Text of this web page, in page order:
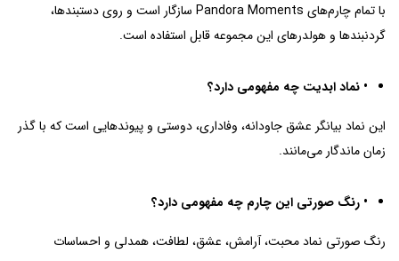
با تمام چارم‌های Pandora Moments سازگار است و روی دستبندها،
گردنبندها و هولدرهای این مجموعه قابل استفاده است.
• نماد ابدیت چه مفهومی دارد؟
این نماد بیانگر عشق جاودانه، وفاداری، دوستی و پیوندهایی است که با گذر
زمان ماندگار می‌مانند.
• رنگ صورتی این چارم چه مفهومی دارد؟
رنگ صورتی نماد محبت، آرامش، عشق، لطافت، همدلی و احساسات